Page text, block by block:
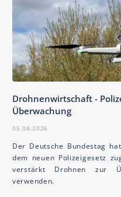
Drohnenwirtschaft -
Überwachung
05.08.2026
Der Deutsche Bundestag
dem neuen Polizeigesetz
verstärkt Drohnen zur
verwenden.